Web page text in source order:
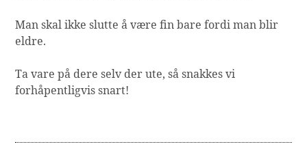
Man skal ikke slutte å være fin bare fordi man blir
eldre.
Ta vare på dere selv der ute, så snakkes vi
forhåpentligvis snart!